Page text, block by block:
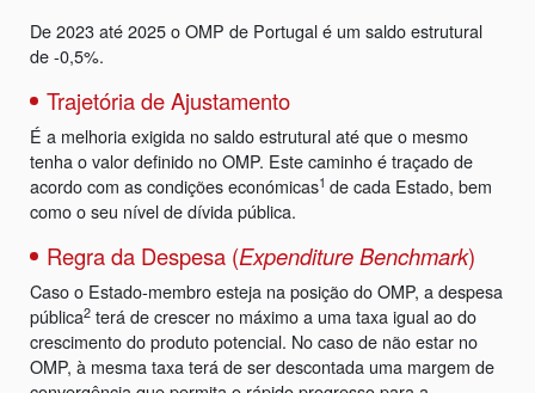
De 2023 até 2025 o OMP de Portugal é um saldo estrutural
de -0,5%.
Trajetória de Ajustamento
É a melhoria exigida no saldo estrutural até que o mesmo
tenha o valor definido no OMP. Este caminho é traçado de
acordo com as condições económicas1 de cada Estado, bem
como o seu nível de dívida pública.
Regra da Despesa (Expenditure Benchmark)
Caso o Estado-membro esteja na posição do OMP, a despesa
pública2 terá de crescer no máximo a uma taxa igual ao do
crescimento do produto potencial. No caso de não estar no
OMP, à mesma taxa terá de ser descontada uma margem de